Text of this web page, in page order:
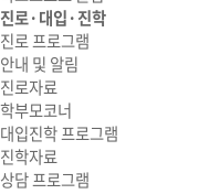
진로·대입·진학
진로 프로그램
안내 및 알림
진로자료
학부모코너
대입진학 프로그램
진학자료
상담 프로그램